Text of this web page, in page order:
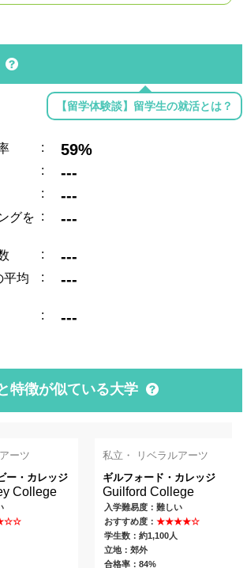
【留学体験談】留学生の就活とは？
: 59%
: ---
: ---
グを : ---
: ---
平均
: ---
: ---
特徴が似ている大学
ーツ
ー・カレッジ
College
私立・ リベラルアーツ
ギルフォード・カレッジ
Guilford College
入学難易度：難しい
おすすめ度： ★★★★☆
学生数：約1,100人
立地：郊外
合格率：84%